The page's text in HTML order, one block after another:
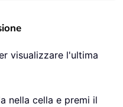
visualizzare l'ultima
nella cella e premi il